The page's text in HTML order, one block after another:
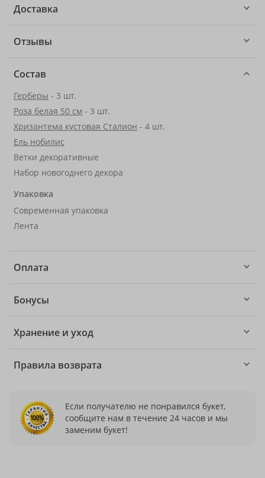
Доставка
Отзывы
Состав
Герберы - 3 шт.
Роза белая 50 см - 3 шт.
Хризантема кустовая Сталион - 4 шт.
Ель нобилис
Ветки декоративные
Набор новогоднего декора
Упаковка
Современная упаковка
Лента
Оплата
Бонусы
Хранение и уход
Правила возврата
Если получателю не понравился букет,
сообщите нам в течение 24 часов и мы
заменим букет!